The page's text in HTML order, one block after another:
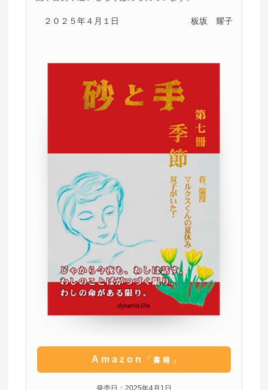
２０２５年４月１日 板坂 耀子
Amazon 「書籍」
発売日：2025年4月1日